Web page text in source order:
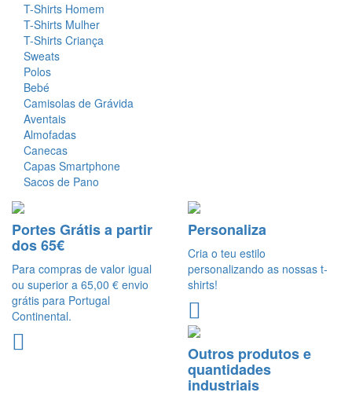
T-Shirts Homem
T-Shirts Mulher
T-Shirts Criança
Sweats
Polos
Bebé
Camisolas de Grávida
Aventais
Almofadas
Canecas
Capas Smartphone
Sacos de Pano
Portes Grátis a partir
dos 65€
Para compras de valor igual
ou superior a 65,00 € envio
grátis para Portugal
Continental.
Personaliza
Cria o teu estilo
personalizando as nossas t-
shirts!
Outros produtos e
quantidades
industriais